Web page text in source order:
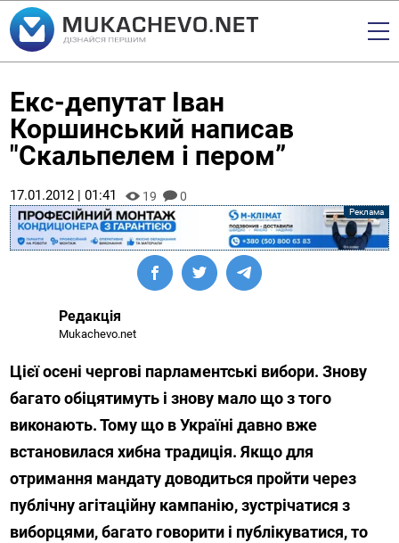
Екс-депутат Іван
Коршинський написав
"Скальпелем і пером”
17.01.2012 | 01:41 19 0
Редакція
Mukachevo.net
Цієї осені чергові парламентські вибори. Знову
багато обіцятимуть і знову мало що з того
виконають. Тому що в Україні давно вже
встановилася хибна традиція. Якщо для
отримання мандату доводиться пройти через
публічну агітаційну кампанію, зустрічатися з
виборцями, багато говорити і публікуватися, то